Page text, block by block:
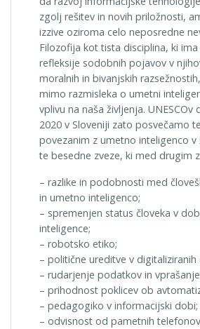
zgolj rešitev in novih priložnosti,
izzive oziroma celo neposredne
Filozofija kot tista disciplina, ki
refleksije sodobnih pojavov v
moralnih in bivanjskih
mimo razmisleka o umetni
vplivu na naša življenja. UNESCOv
2020 v Sloveniji zato posvečamo
povezanim z umetno inteligenco v
te besedne zveze, ki med drugim
– razlike in podobnosti med
in umetno inteligenco;
– spremenjen status človeka v
inteligence;
– robotsko etiko;
– politične ureditve v digitaliziranih
– rudarjenje podatkov in
– prihodnost poklicev ob
– pedagogiko v informacijski dobi;
– odvisnost od pametnih